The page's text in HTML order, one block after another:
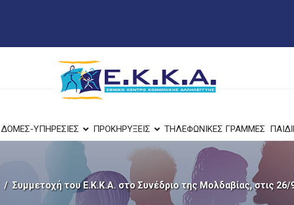
ΔΟΜΕΣ-ΥΠΗΡΕΣΙΕΣ ΠΡΟΚΗΡΥΞΕΙΣ ΤΗΛΕΦΩΝΙΚΕΣ ΓΡΑΜΜΕΣ
Συμμετοχή του Ε.Κ.Κ.Α. στο Συνέδριο της Μολδαβίας, στις 26/